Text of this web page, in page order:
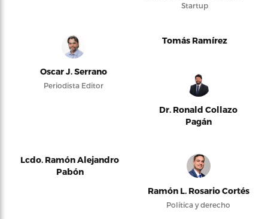
Startup
Oscar J. Serrano
Periodista Editor
Tomás Ramírez
Dr. Ronald Collazo
Pagán
Lcdo. Ramón Alejandro
Pabón
Ramón L. Rosario Cortés
Política y derecho